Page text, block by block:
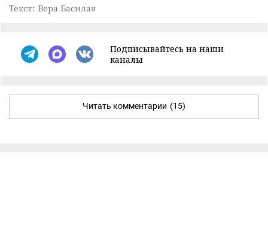
Текст: Вера Басилая
Подписывайтесь на наши
каналы
Читать комментарии (15)